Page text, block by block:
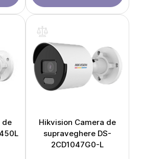
de
Hikvision Camera de
supraveghere DS-
2CD1047G0-L